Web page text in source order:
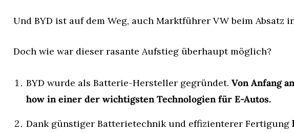
Und BYD ist auf dem Weg, auch Marktführer VW beim Absatz
Doch wie war dieser rasante Aufstieg überhaupt möglich?
BYD wurde als Batterie-Hersteller gegründet. Von Anfang
how in einer der wichtigsten Technologien für E-Autos.
Dank günstiger Batterietechnik und effizienterer Fertigung